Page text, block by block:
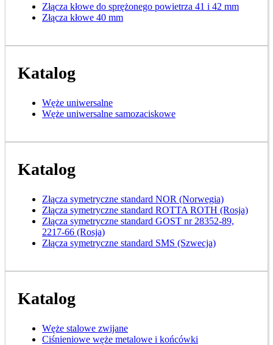
Złącza kłowe do sprężonego powietrza 41 i 42 mm
Złącza kłowe 40 mm
Katalog
Węże uniwersalne
Węże uniwersalne samozaciskowe
Katalog
Złącza symetryczne standard NOR (Norwegia)
Złącza symetryczne standard ROTTA ROTH (Rosja)
Złącza symetryczne standard GOST nr 28352-89,
2217-66 (Rosja)
Złącza symetryczne standard SMS (Szwecja)
Katalog
Węże stalowe zwijane
Ciśnieniowe węże metalowe i końcówki